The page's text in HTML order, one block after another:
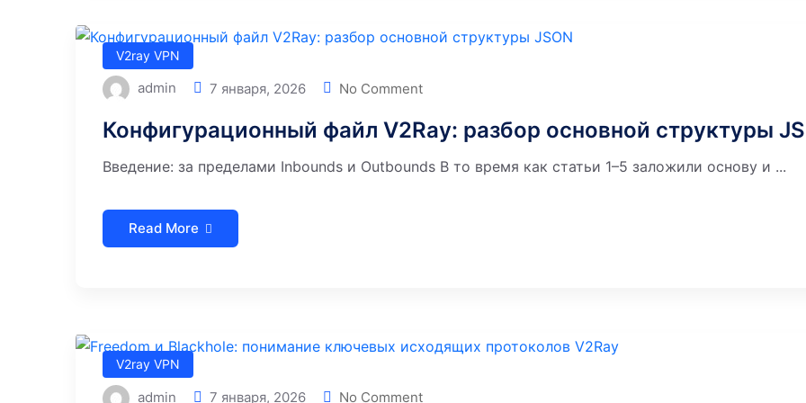
V2ray VPN
admin 7 января, 2026 No Comment
Конфигурационный файл V2Ray: разбор основной структуры
Введение: за пределами Inbounds и Outbounds В то время как статьи 1–5 заложили основу и ...
Read More
V2ray VPN
admin 7 января, 2026 No Comment